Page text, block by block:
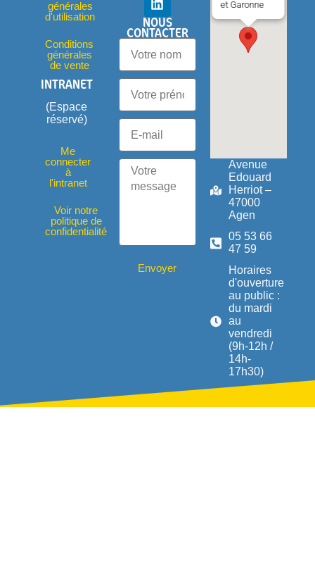
générales
d'utilisation
Conditions
générales
de vente
INTRANET
(Espace
réservé)
Me
connecter
à
l'intranet
Voir notre
politique de
confidentialité
NOUS
CONTACTER
Envoyer
et Garonne
Avenue
Edouard
Herriot –
47000
Agen
05 53 66
47 59
Horaires
d'ouverture
au public :
du mardi
au
vendredi
(9h-12h /
14h-
17h30)